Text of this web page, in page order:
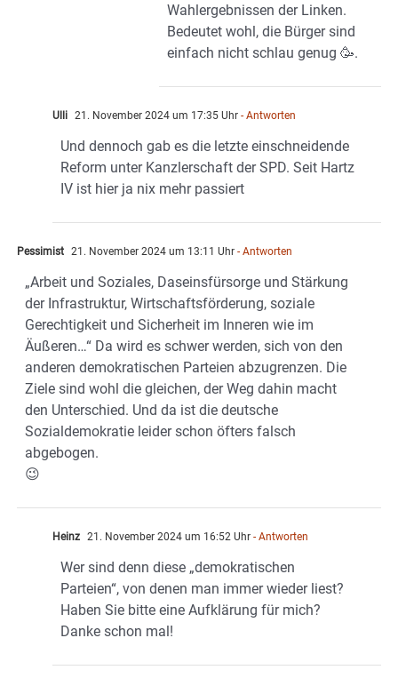
Wahlergebnissen der Linken.
Bedeutet wohl, die Bürger sind
einfach nicht schlau genug 🥳.
Ulli 21. November 2024 um 17:35 Uhr - Antworten
Und dennoch gab es die letzte einschneidende
Reform unter Kanzlerschaft der SPD. Seit Hartz
IV ist hier ja nix mehr passiert
Pessimist 21. November 2024 um 13:11 Uhr - Antworten
„Arbeit und Soziales, Daseinsfürsorge und Stärkung
der Infrastruktur, Wirtschaftsförderung, soziale
Gerechtigkeit und Sicherheit im Inneren wie im
Äußeren…“ Da wird es schwer werden, sich von den
anderen demokratischen Parteien abzugrenzen. Die
Ziele sind wohl die gleichen, der Weg dahin macht
den Unterschied. Und da ist die deutsche
Sozialdemokratie leider schon öfters falsch
abgebogen.
😉
Heinz 21. November 2024 um 16:52 Uhr - Antworten
Wer sind denn diese „demokratischen
Parteien“, von denen man immer wieder liest?
Haben Sie bitte eine Aufklärung für mich?
Danke schon mal!